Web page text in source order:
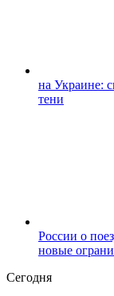
на Украине:
тени
России о
новые
Сегодня